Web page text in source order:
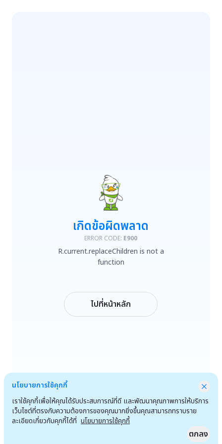
R.current.replaceChildren is not a function
เกิดข้อผิดพลาด
ERROR CODE: E900
R.current.replaceChildren is not a
function
ไปที่หน้าหลัก
นโยบายการใช้คุกกี้
เราใช้คุกกี้เพื่อให้คุณได้รับประสบการณ์ที่ดี และพัฒนาคุณภาพการให้บริการ
เว็บไซต์ที่ตรงกับความต้องการของคุณมากยิ่งขึ้นคุณสามารถทราบราย
ละเอียดเกี่ยวกับคุกกี้ได้ที่ นโยบายการใช้คุกกี้
ตกลง